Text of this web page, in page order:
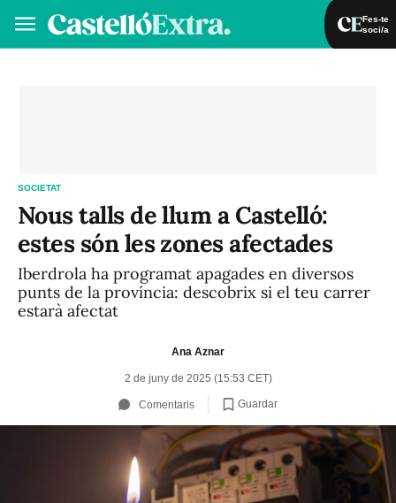
Fes-te
soci/a
SOCIETAT
Nous talls de llum a Castelló:
estes són les zones afectades
Iberdrola ha programat apagades en diversos
punts de la província: descobrix si el teu carrer
estarà afectat
Ana Aznar
2 de juny de 2025 (15:53 CET)
Comentaris Guardar